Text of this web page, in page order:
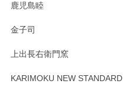
鹿児島睦
金子司
上出長右衛門窯
KARIMOKU NEW STANDARD